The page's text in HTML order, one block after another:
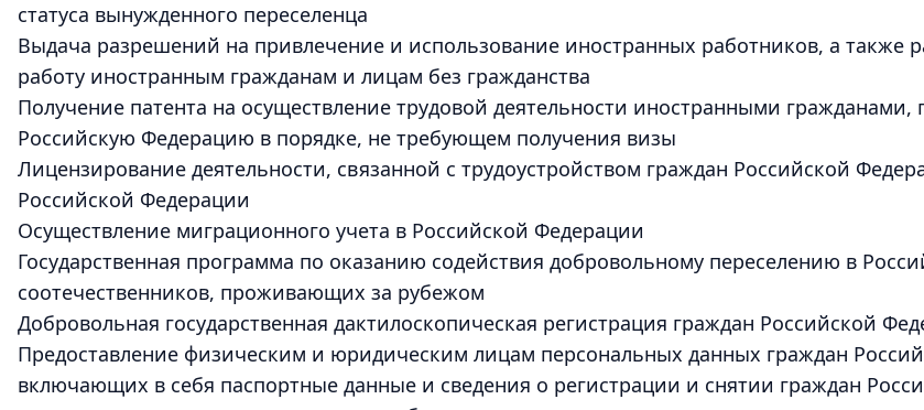
статуса вынужденного переселенца
Выдача разрешений на привлечение и использование иностранных работников, а также
работу иностранным гражданам и лицам без гражданства
Получение патента на осуществление трудовой деятельности иностранными
Российскую Федерацию в порядке, не требующем получения визы
Лицензирование деятельности, связанной с трудоустройством граждан Российской
Российской Федерации
Осуществление миграционного учета в Российской Федерации
Государственная программа по оказанию содействия добровольному переселению в
соотечественников, проживающих за рубежом
Добровольная государственная дактилоскопическая регистрация граждан Российской
Предоставление физическим и юридическим лицам персональных данных граждан
включающих в себя паспортные данные и сведения о регистрации и снятии граждан